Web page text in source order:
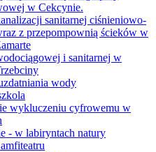
w Cekcynie.
sanitarnej ciśnieniowo-
z przepompownią ścieków w
i sanitarnej w
wody
wykluczeniu cyfrowemu w
- w labiryntach natury